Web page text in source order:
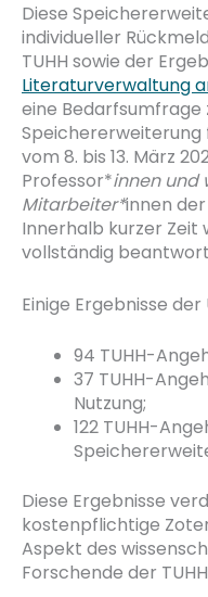
Diese
individueller
TUHH sowie der
Literaturverwaltung
eine Bedarfsumfrage
vom 8. bis 13. März
Professor*innen und
Mitarbeiter*innen
Innerhalb kurzer Zeit
vollständig
Einige Ergebnisse
94 TUHH-
37 TUHH-
Nutzung;
122 TUHH-
Diese Ergebnisse
kostenpflichtige
Aspekt des
Forschende der